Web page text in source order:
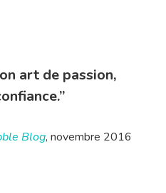
art de passion,
Blog, novembre 2016